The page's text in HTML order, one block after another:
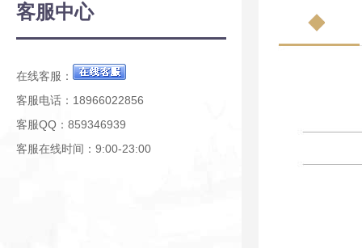
客服中心
在线客服：
客服电话：18966022856
客服QQ：859346939
客服在线时间：9:00-23:00